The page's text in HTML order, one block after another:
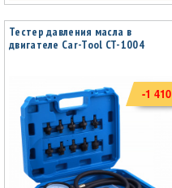
Тестер давления масла в
двигателе Car-Tool CT-1004
-1 410